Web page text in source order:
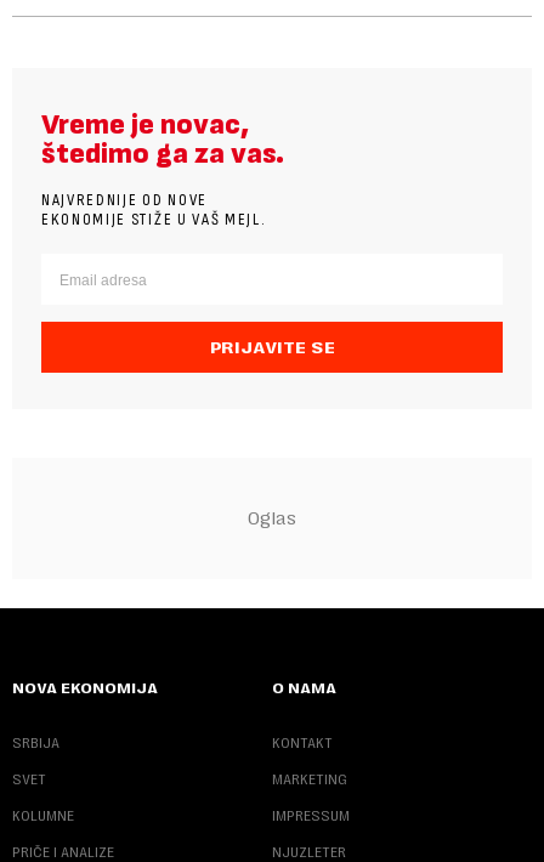
Vreme je novac,
štedimo ga za vas.
NAJVREDNIJE OD NOVE
EKONOMIJE STIŽE U VAŠ MEJL.
PRIJAVITE SE
NOVA EKONOMIJA
SRBIJA
SVET
KOLUMNE
PRIČE I ANALIZE
O NAMA
KONTAKT
MARKETING
IMPRESSUM
NJUZLETER